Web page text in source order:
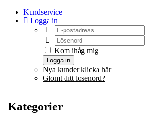
Kundservice
Logga in
Kom ihåg mig
Logga in
Nya kunder klicka här
Glömt ditt lösenord?
Kategorier